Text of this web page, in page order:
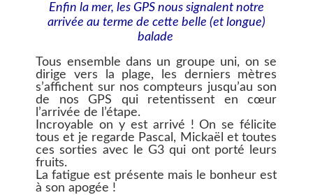
Enfin la mer, les GPS nous signalent notre
arrivée au terme de cette belle (et longue)
balade
Tous ensemble dans un groupe uni, on se
dirige vers la plage, les derniers mètres
s’affichent sur nos compteurs jusqu’au son
de nos GPS qui retentissent en cœur
l’arrivée de l’étape.
Incroyable on y est arrivé ! On se félicite
tous et je regarde Pascal, Mickaël et toutes
ces sorties avec le G3 qui ont porté leurs
fruits.
La fatigue est présente mais le bonheur est
à son apogée !